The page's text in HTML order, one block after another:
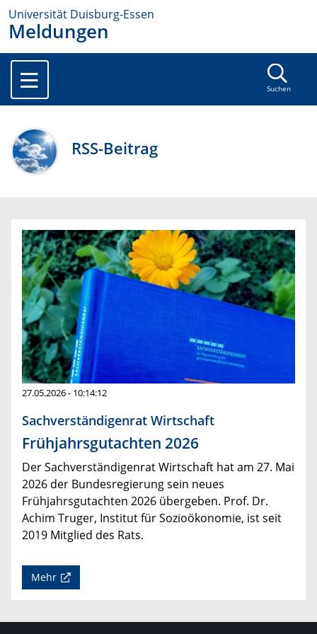
Universität Duisburg-Essen
Meldungen
Suchen
RSS-Beitrag
27.05.2026 - 10:14:12
Sachverständigenrat Wirtschaft
Frühjahrsgutachten 2026
Der Sachverständigenrat Wirtschaft hat am 27. Mai
2026 der Bundesregierung sein neues
Frühjahrsgutachten 2026 übergeben. Prof. Dr.
Achim Truger, Institut für Sozioökonomie, ist seit
2019 Mitglied des Rats.
Mehr